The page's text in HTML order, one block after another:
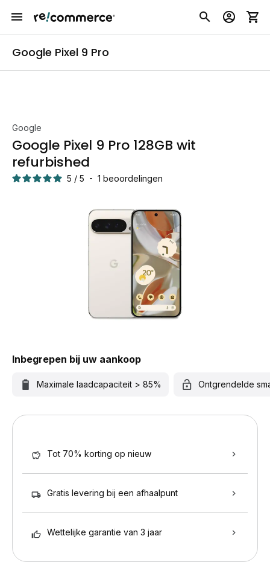
Google Pixel 9 Pro
Google
Google Pixel 9 Pro 128GB wit
refurbished
5 / 5 - 1 beoordelingen
Inbegrepen bij uw aankoop
Maximale laadcapaciteit > 85% Ontgrendelde
Tot 70% korting op nieuw
Gratis levering bij een afhaalpunt
Wettelijke garantie van 3 jaar